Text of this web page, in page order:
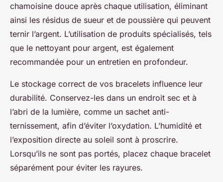
chamoisine douce après chaque utilisation, éliminant
ainsi les résidus de sueur et de poussière qui peuvent
ternir l’argent. L’utilisation de produits spécialisés, tels
que le nettoyant pour argent, est également
recommandée pour un entretien en profondeur.
Le stockage correct de vos bracelets influence leur
durabilité. Conservez-les dans un endroit sec et à
l’abri de la lumière, comme un sachet anti-
ternissement, afin d’éviter l’oxydation. L’humidité et
l’exposition directe au soleil sont à proscrire.
Lorsqu’ils ne sont pas portés, placez chaque bracelet
séparément pour éviter les rayures.